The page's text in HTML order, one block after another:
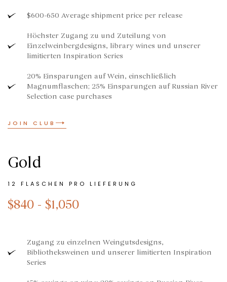
$600-650 Average shipment price per release
Höchster Zugang zu und Zuteilung von
Einzelweinbergdesigns, library wines und unserer
limitierten Inspiration Series
20% Einsparungen auf Wein, einschließlich
Magnumflaschen; 25% Einsparungen auf Russian River
Selection case purchases
JOIN CLUB
Gold
12 FLASCHEN PRO LIEFERUNG
$840 - $1,050
Zugang zu einzelnen Weingutsdesigns,
Bibliotheksweinen und unserer limitierten Inspiration
Series